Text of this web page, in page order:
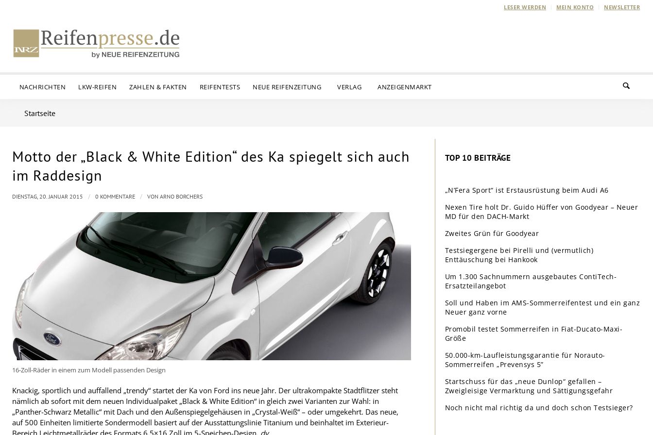
LESER WERDEN MEIN KONTO NEWSLETTER
NACHRICHTEN LKW-REIFEN ZAHLEN & FAKTEN REIFENTESTS NEUE REIFENZEITUNG VERLAG ANZEIGENMARKT
Startseite
Motto der „Black & White Edition“ des Ka spiegelt sich auch
im Raddesign
16-Zoll-Räder in einem zum Modell passenden Design
Knackig, sportlich und auffallend „trendy“ startet der Ka von Ford ins neue Jahr. Der ultrakompakte Stadtflitzer steht
nämlich ab sofort mit dem neuen Individualpaket „Black & White Edition“ in gleich zwei Varianten zur Wahl: in
„Panther-Schwarz Metallic“ mit Dach und den Außenspiegelgehäusen in „Crystal-Weiß“ – oder umgekehrt. Das neue,
auf 500 Einheiten limitierte Sondermodell basiert auf der Ausstattungslinie Titanium und beinhaltet im Exterieur-
Bereich Leichtmetallräder des Formats 6,5×16 Zoll im 5-Speichen-Design. dv
DIENSTAG, 20. JANUAR 2015 / 0 KOMMENTARE / VON ARNO BORCHERS
TOP 10 BEITRÄGE
„N’Fera Sport“ ist Erstausrüstung beim Audi A6
Nexen Tire holt Dr. Guido Hüffer von Goodyear – Neuer
MD für den DACH-Markt
Zweites Grün für Goodyear
Testsiegergene bei Pirelli und (vermutlich)
Enttäuschung bei Hankook
Um 1.300 Sachnummern ausgebautes ContiTech-
Ersatzteilangebot
Soll und Haben im AMS-Sommerreifentest und ein ganz
Neuer ganz vorne
Promobil testet Sommerreifen in Fiat-Ducato-Maxi-
Größe
50.000-km-Laufleistungsgarantie für Norauto-
Sommerreifen „Prevensys 5”
Startschuss für das „neue Dunlop“ gefallen –
Zweigleisige Vermarktung und Sättigungsgefahr
Noch nicht mal richtig da und doch schon Testsieger?